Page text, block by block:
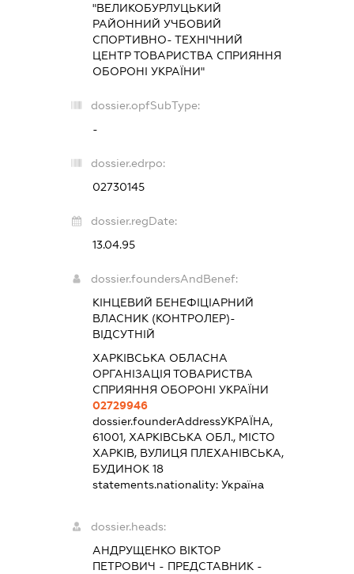
"ВЕЛИКОБУРЛУЦЬКИЙ
РАЙОННИЙ УЧБОВИЙ
СПОРТИВНО- ТЕХНІЧНИЙ
ЦЕНТР ТОВАРИСТВА СПРИЯННЯ
ОБОРОНІ УКРАЇНИ"
dossier.opfSubType:
-
dossier.edrpo:
02730145
dossier.regDate:
13.04.95
dossier.foundersAndBenef:
КІНЦЕВИЙ БЕНЕФІЦІАРНИЙ
ВЛАСНИК (КОНТРОЛЕР)-
ВІДСУТНІЙ
ХАРКІВСЬКА ОБЛАСНА
ОРГАНІЗАЦІЯ ТОВАРИСТВА
СПРИЯННЯ ОБОРОНІ УКРАЇНИ
02729946
dossier.founderAddressУКРАЇНА,
61001, ХАРКІВСЬКА ОБЛ., МІСТО
ХАРКІВ, ВУЛИЦЯ ПЛЕХАНІВСЬКА,
БУДИНОК 18
statements.nationality: Україна
dossier.heads:
АНДРУЩЕНКО ВІКТОР
ПЕТРОВИЧ - ПРЕДСТАВНИК -